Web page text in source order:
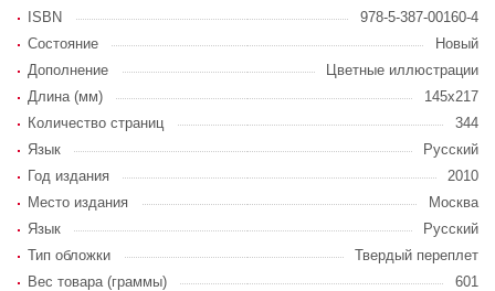
ISBN
978-5-387-00160-4
Состояние
Новый
Дополнение
Цветные иллюстрации
Длина (мм)
145х217
Количество страниц
344
Язык
Русский
Год издания
2010
Место издания
Москва
Язык
Русский
Тип обложки
Твердый переплет
Вес товара (граммы)
601